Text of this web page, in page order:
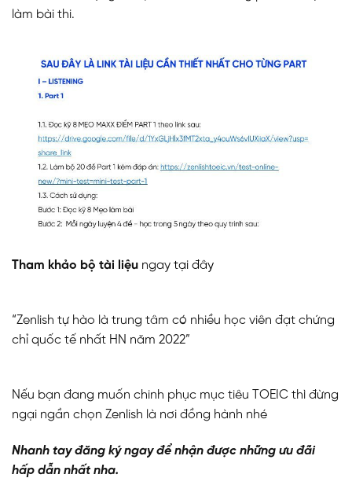
làm bài thi.
Tham khảo bộ tài liệu ngay tại đây
“Zenlish tự hào là trung tâm có nhiều học viên đạt chứng
chỉ quốc tế nhất HN năm 2022”
Nếu bạn đang muốn chinh phục mục tiêu TOEIC thì đừng
ngại ngần chọn Zenlish là nơi đồng hành nhé
Nhanh tay đăng ký ngay để nhận được những ưu đãi
hấp dẫn nhất nha.